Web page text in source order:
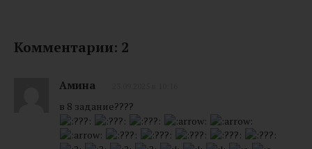
Комментарии: 2
Амина
в 8 задание????